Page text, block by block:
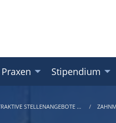
Stipendium
STELLENANGEBOTE …